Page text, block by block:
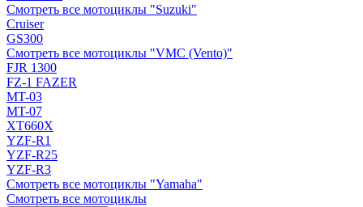
Смотреть все мотоциклы "Suzuki"
Cruiser
GS300
Смотреть все мотоциклы "VMC (Vento)"
FJR 1300
FZ-1 FAZER
MT-03
MT-07
XT660X
YZF-R1
YZF-R25
YZF-R3
Смотреть все мотоциклы "Yamaha"
Смотреть все мотоциклы